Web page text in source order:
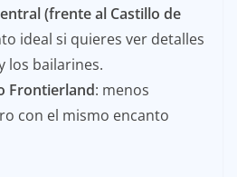
(frente al Castillo de
ideal si quieres ver detalles
los bailarines.
Frontierland: menos
con el mismo encanto